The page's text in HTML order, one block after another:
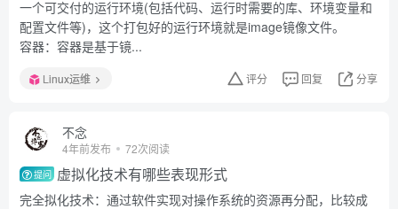
一个可交付的运行环境(包括代码、运行时需要的库、环境变量和
配置文件等)，这个打包好的运行环境就是image镜像文件。
容器：容器是基于镜...
Linux运维 评分 回复 分享
不念
4年前发布 72次阅读
提问 虚拟化技术有哪些表现形式
完全拟化技术：通过软件实现对操作系统的资源再分配，比较成